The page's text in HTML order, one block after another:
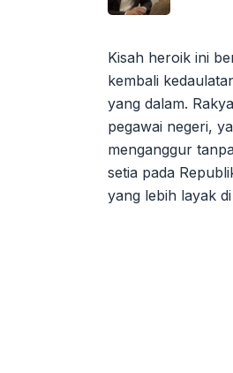
Kisah heroik ini
kembali
yang dalam.
pegawai negeri,
menganggur
setia pada
yang lebih layak